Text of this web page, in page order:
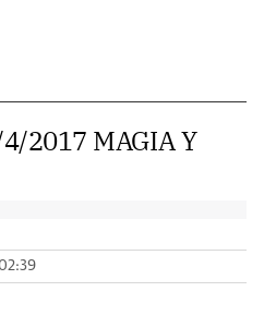
2017 MAGIA Y